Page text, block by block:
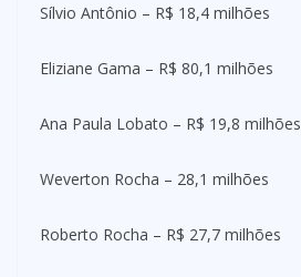
Sílvio Antônio – R$ 18,4 milhões
Eliziane Gama – R$ 80,1 milhões
Ana Paula Lobato – R$ 19,8 milhões
Weverton Rocha – 28,1 milhões
Roberto Rocha – R$ 27,7 milhões